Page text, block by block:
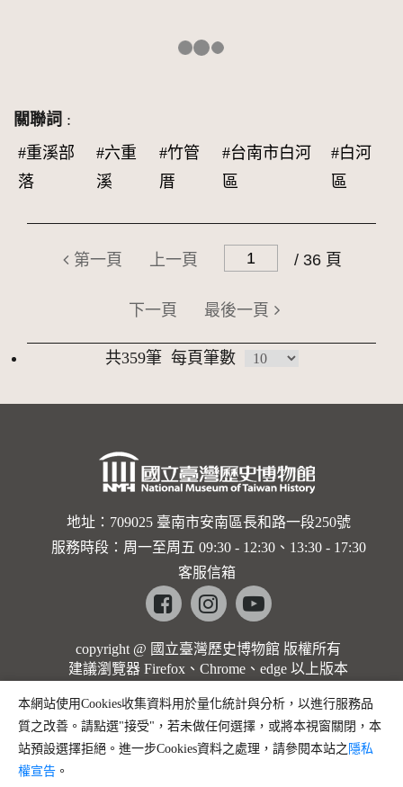
關聯詞 :
#重溪部
落
#六重
溪
#竹管
厝
#台南市白河
區
#白河
區
第一頁 上一頁 / 36 頁
下一頁 最後一頁
共359筆 每頁筆數
地址：709025 臺南市安南區長和路一段250號
服務時段：周一至周五 09:30 - 12:30、13:30 - 17:30
客服信箱
Facebookinstagramyoutube
copyright @ 國立臺灣歷史博物館 版權所有
建議瀏覽器 Firefox、Chrome、edge 以上版本
本網站使用Cookies收集資料用於量化統計與分析，以進行服務品
質之改善。請點選"接受"，若未做任何選擇，或將本視窗關閉，本
站預設選擇拒絕。進一步Cookies資料之處理，請參閱本站之 隱私
權宣告 。